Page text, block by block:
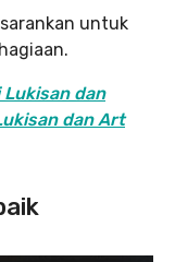
untuk
Lukisan dan
dan Art